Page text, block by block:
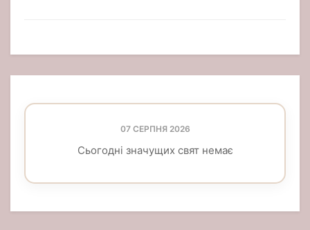
07 СЕРПНЯ 2026
Сьогодні значущих свят немає